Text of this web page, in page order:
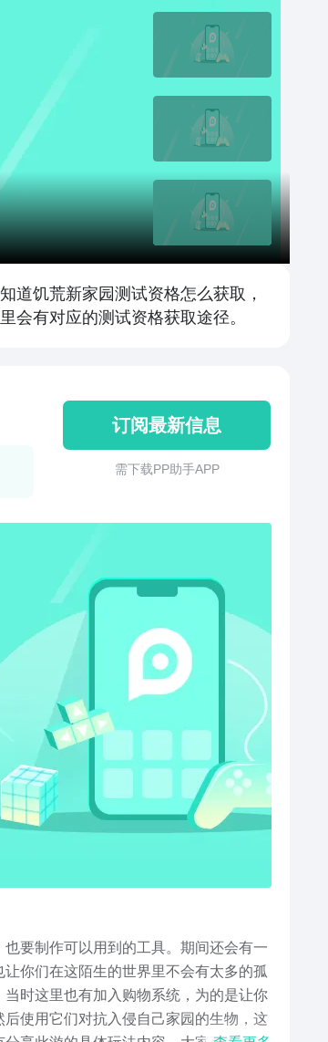
道饥荒新家园测试资格怎么获取，
会有对应的测试资格获取途径。
订阅最新信息
需 下 载 P P 助 手 A P P
要制作可以用到的工具。期间还会有一
你们在这陌生的世界里不会有太多的孤
时这里也有加入购物系统，为的是让你
使用它们对抗入侵自己家园的生物，这